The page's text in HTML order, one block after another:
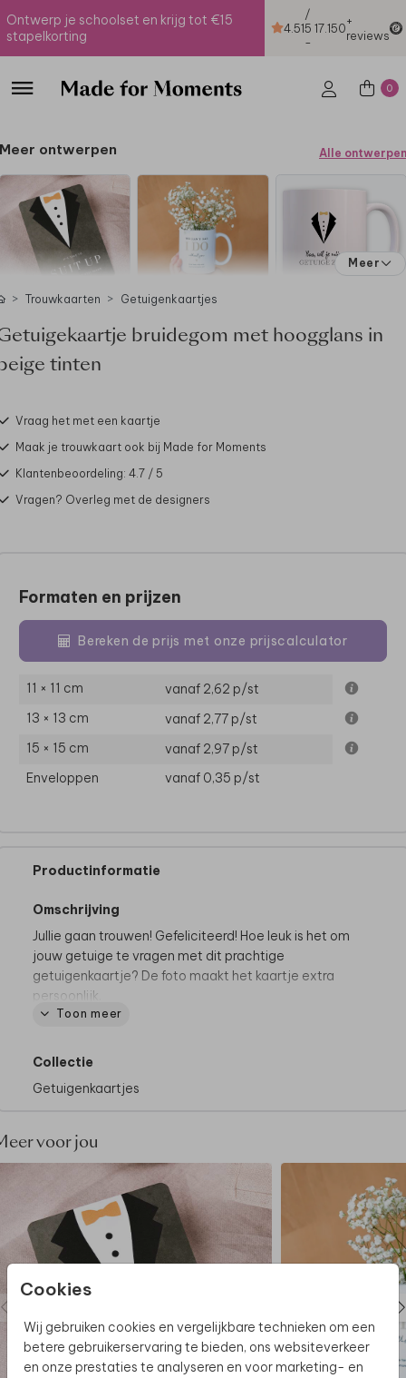
Ontwerp je schoolset en krijg tot €15
stapelkorting
4.51
/
5
-
17.150+
reviews
0
Cookies
Wij gebruiken cookies en vergelijkbare technieken om een
betere gebruikerservaring te bieden, ons websiteverkeer
en onze prestaties te analyseren en voor marketing- en
Meer ontwerpen Alle ontwerpen
Meer
Trouwkaarten Getuigenkaartjes
bruidegom met hoogglans in
tinten
Vraag het met een kaartje
Maak je trouwkaart ook bij Made for Moments
Klantenbeoordeling: 4.7 / 5
Vragen? Overleg met de designers
Formaten en prijzen
Bereken de prijs met onze prijscalculator
11 × 11 cm vanaf 2,62 p/st
13 × 13 cm
vanaf 2,77 p/st
15 × 15 cm
vanaf 2,97 p/st
Enveloppen
vanaf 0,35 p/st
Productinformatie
Omschrijving
Jullie gaan trouwen! Gefeliciteerd! Hoe leuk is het om
jouw getuige te vragen met dit prachtige
getuigenkaartje? De foto maakt het kaartje extra
persoonlijk.
Toon meer
Collectie
Getuigenkaartjes
voor jou